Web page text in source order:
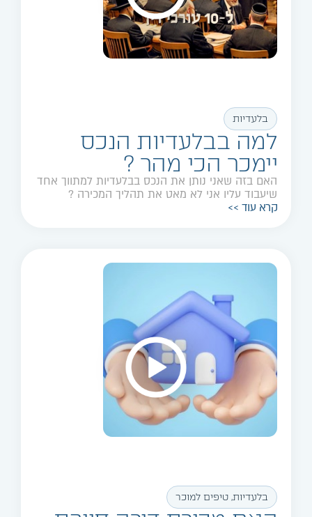
בלעדיות
למה בבלעדיות הנכס
יימכר הכי מהר ?
האם בזה שאני נותן את הנכס בבלעדיות למתווך אחד
שיעבוד עליו אני לא מאט את תהליך המכירה ?
קרא עוד >>
בלעדיות, טיפים למוכר